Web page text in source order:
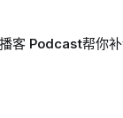
客 Podcast帮你